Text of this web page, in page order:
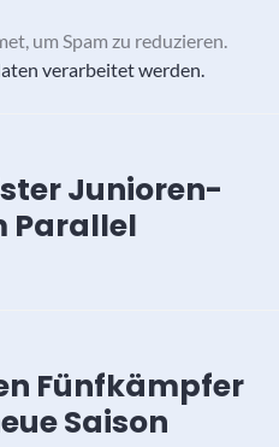
um Spam zu reduzieren.
verarbeitet werden.
Junioren-
Parallel
Fünfkämpfer
Saison